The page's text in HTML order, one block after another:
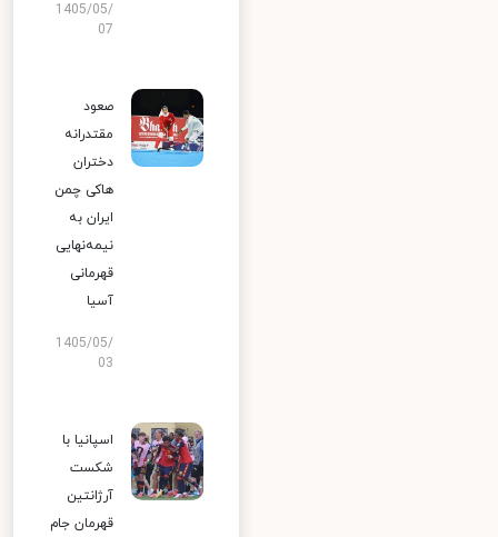
1405/05/
07
صعود
مقتدرانه
دختران
هاکی چمن
ایران به
نیمه‌نهایی
قهرمانی
آسیا
1405/05/
03
اسپانیا با
شکست
آرژانتین
قهرمان جام